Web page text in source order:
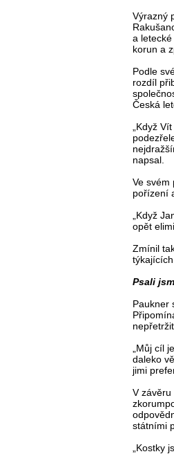
Výrazný
a
korun a
Podle
rozdíl
Česká
„Když
napsal.
Ve svém
pořízení
„Když
opět
Zmínil
Psali
Paukner
„Můj cíl
daleko
jimi
V závěru
státními
„Kostky